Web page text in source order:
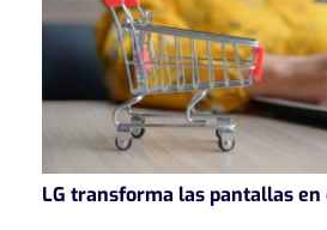
LG transforma las pantallas en